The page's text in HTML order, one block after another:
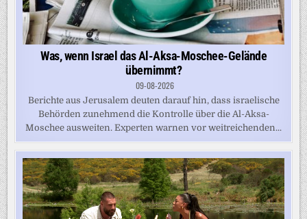
Was, wenn Israel das Al-Aksa-Moschee-Gelände
übernimmt?
09-08-2026
Berichte aus Jerusalem deuten darauf hin, dass israelische
Behörden zunehmend die Kontrolle über die Al-Aksa-
Moschee ausweiten. Experten warnen vor weitreichenden...